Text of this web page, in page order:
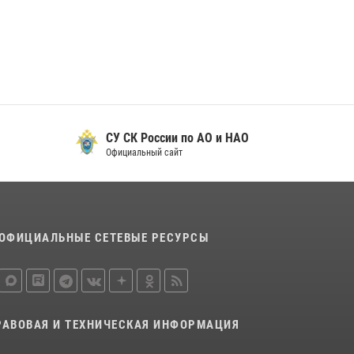
СУ СК России по АО и НАО
Официальный сайт
СЕТЕВЫЕ РЕСУРСЫ
И ТЕХНИЧЕСКАЯ ИНФОРМАЦИЯ